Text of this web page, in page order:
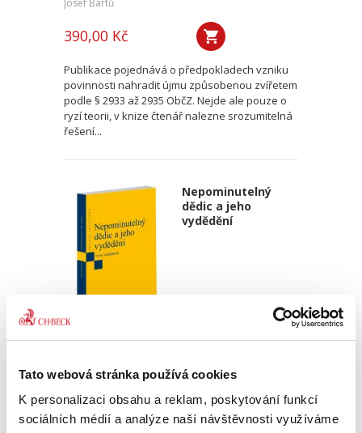
Tato webová stránka používá cookies
K personalizaci obsahu a reklam, poskytování funkcí
sociálních médií a analýze naší návštěvnosti využíváme
Josef Bártů
390,00 Kč
Publikace pojednává o předpokladech vzniku
povinnosti nahradit újmu způsobenou zvířetem
podle § 2933 až 2935 ObčZ. Nejde ale pouze o
ryzí teorii, v knize čtenář nalezne srozumitelná
řešení...
Nepominutelný
dědic a jeho
vydědění
Iveta Vankátová
340,00 Kč
Nová monografie se věnuje problematice
nepominutelného dědice, jeho vydědění a